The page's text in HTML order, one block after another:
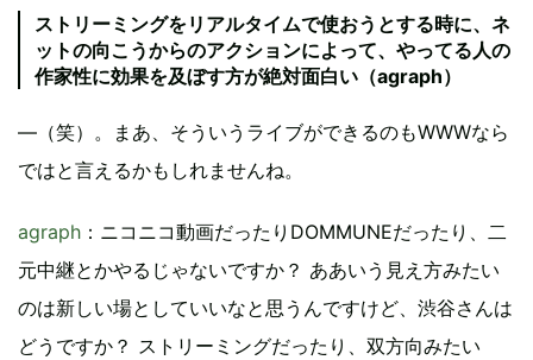
ストリーミングをリアルタイムで使おうとする時に、ネ
ットの向こうからのアクションによって、やってる人の
作家性に効果を及ぼす方が絶対面白い（agraph）
―（笑）。まあ、そういうライブができるのもWWWなら
ではと言えるかもしれませんね。
agraph ：ニコニコ動画だったりDOMMUNEだったり、二
元中継とかやるじゃないですか？ ああいう見え方みたい
のは新しい場としていいなと思うんですけど、渋谷さんは
どうですか？ ストリーミングだったり、双方向みたい